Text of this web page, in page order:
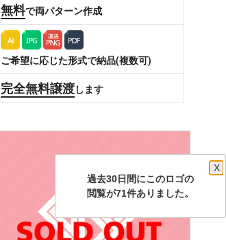
無料で両パターン作成
ご希望に応じた形式で納品(複数可)
完全無料譲渡します
過去30日間にこのロゴの
X
閲覧が71件ありました。